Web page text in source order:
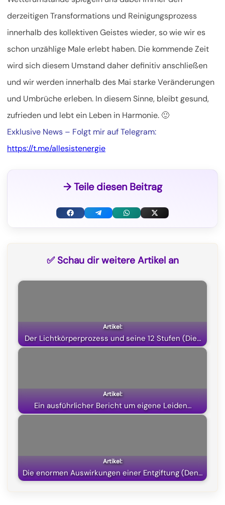
derzeitigen Transformations und Reinigungsprozess
innerhalb des kollektiven Geistes wieder, so wie wir es
schon unzählige Male erlebt haben. Die kommende Zeit
wird sich diesem Umstand daher definitiv anschließen
und wir werden innerhalb des Mai starke Veränderungen
und Umbrüche erleben. In diesem Sinne, bleibt gesund,
zufrieden und lebt ein Leben in Harmonie. 🙂
Exklusive News – Folgt mir auf Telegram:
https://t.me/allesistenergie
→ Teile diesen Beitrag
F
o
k
T
a
m
W
p
p
X
T
t
e
✅ Schau dir weitere Artikel an
Der Lichtkörperprozess und seine 12 Stufen (Die…
Ein ausführlicher Bericht um eigene Leiden…
Die enormen Auswirkungen einer Entgiftung (Den…